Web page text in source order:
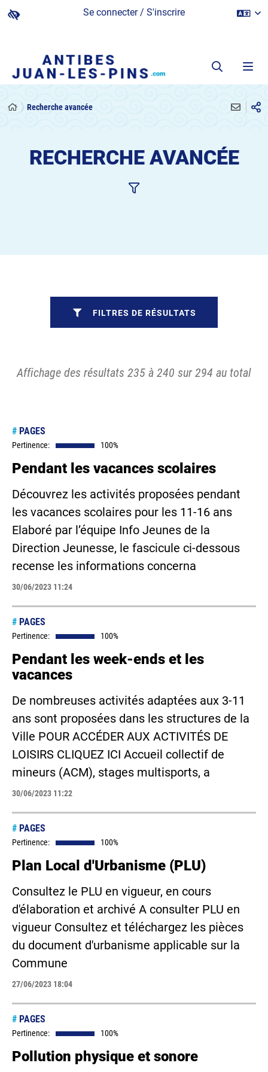
Se connecter / S'inscrire
Recherche avancée
RECHERCHE AVANCÉE
Affichage des résultats 235 à 240 sur 294 au total
# PAGES
Pertinence: 100%
Pendant les vacances scolaires
Découvrez les activités proposées pendant
les vacances scolaires pour les 11-16 ans
Elaboré par l’équipe Info Jeunes de la
Direction Jeunesse, le fascicule ci-dessous
recense les informations concerna
30/06/2023 11:24
# PAGES
Pertinence: 100%
Pendant les week-ends et les
vacances
De nombreuses activités adaptées aux 3-11
ans sont proposées dans les structures de la
Ville POUR ACCÉDER AUX ACTIVITÉS DE
LOISIRS CLIQUEZ ICI Accueil collectif de
mineurs (ACM), stages multisports, a
30/06/2023 11:22
# PAGES
Pertinence: 100%
Plan Local d'Urbanisme (PLU)
Consultez le PLU en vigueur, en cours
d'élaboration et archivé A consulter PLU en
vigueur Consultez et téléchargez les pièces
du document d'urbanisme applicable sur la
Commune
27/06/2023 18:04
# PAGES
Pertinence: 100%
Pollution physique et sonore
FILTRES DE RÉSULTATS